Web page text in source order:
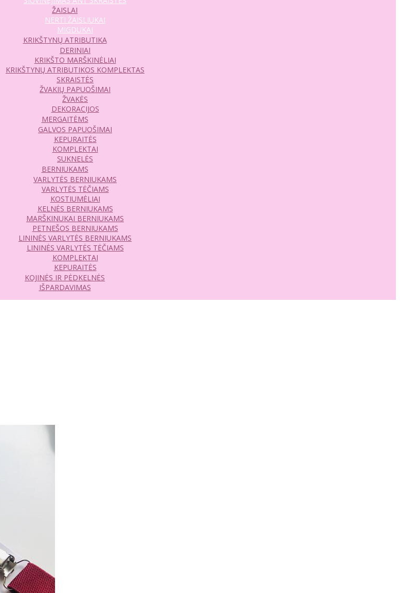
ŽAISLAI
NERTI ŽAISLIUKAI
MIGDUKAI
KRIKŠTYNŲ ATRIBUTIKA
DERINIAI
KRIKŠTO MARŠKINĖLIAI
KRIKŠTYNŲ ATRIBUTIKOS KOMPLEKTAS
SKRAISTĖS
ŽVAKIŲ PAPUOŠIMAI
ŽVAKĖS
DEKORACIJOS
MERGAITĖMS
GALVOS PAPUOŠIMAI
KEPURAITĖS
KOMPLEKTAI
SUKNELĖS
BERNIUKAMS
VARLYTĖS BERNIUKAMS
VARLYTĖS TĖČIAMS
KOSTIUMĖLIAI
KELNĖS BERNIUKAMS
MARŠKINUKAI BERNIUKAMS
PETNEŠOS BERNIUKAMS
LININĖS VARLYTĖS BERNIUKAMS
LININĖS VARLYTĖS TĖČIAMS
KOMPLEKTAI
KEPURAITĖS
KOJINĖS IR PĖDKELNĖS
IŠPARDAVIMAS